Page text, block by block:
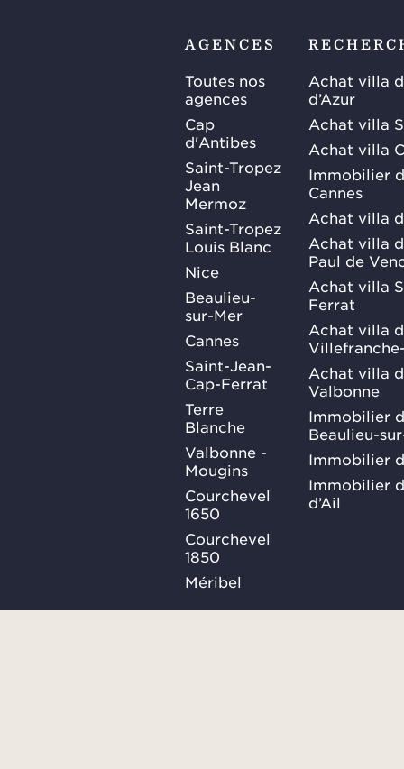
AGENCES
Toutes nos
agences
Cap
d'Antibes
Saint-Tropez
Jean
Mermoz
Saint-Tropez
Louis Blanc
Nice
Beaulieu-
sur-Mer
Cannes
Saint-Jean-
Cap-Ferrat
Terre
Blanche
Valbonne -
Mougins
Courchevel
1650
Courchevel
1850
Méribel
Achat villa
d’Azur
Achat villa
Achat villa
Immobilier
Cannes
Achat villa
Achat villa
Paul de
Achat villa
Ferrat
Achat villa
Achat villa
Valbonne
Immobilier
Beaulieu-
Immobilier
Immobilier
d’Ail